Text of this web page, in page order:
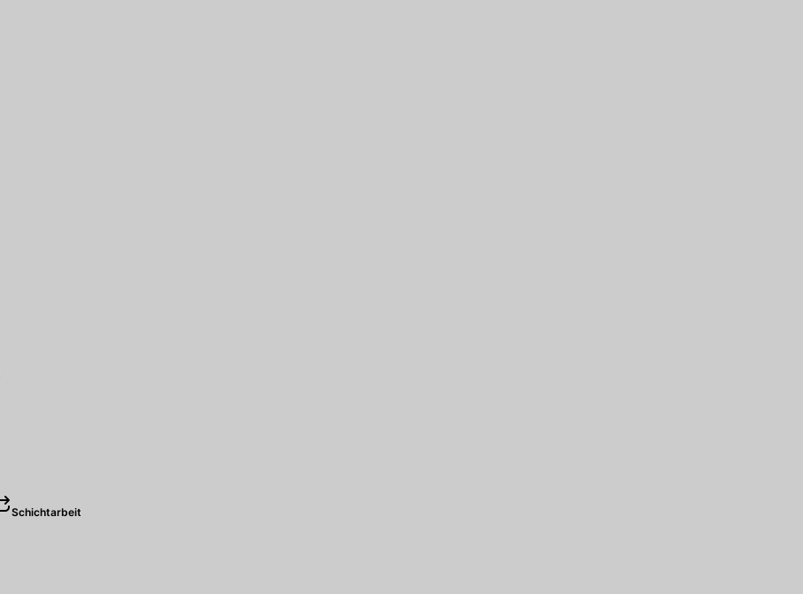
Schichtarbeit